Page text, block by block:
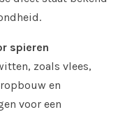
spieren
zoals vlees,
en
voor een